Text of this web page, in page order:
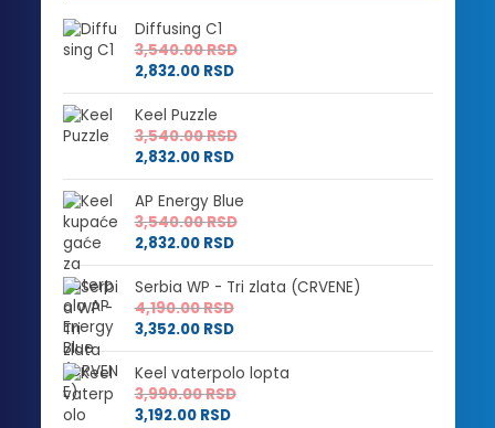
Diffusing C1
3,540.00RSD
2,832.00 RSD
Keel Puzzle
3,540.00RSD
2,832.00 RSD
AP Energy Blue
3,540.00RSD
2,832.00 RSD
Serbia WP - Tri zlata (CRVENE)
4,190.00RSD
3,352.00 RSD
Keel vaterpolo lopta
3,990.00RSD
3,192.00 RSD